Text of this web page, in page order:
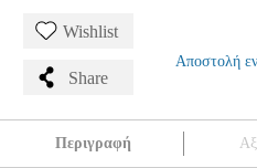
Wishlist
Share
Αποστολή
Περιγραφή